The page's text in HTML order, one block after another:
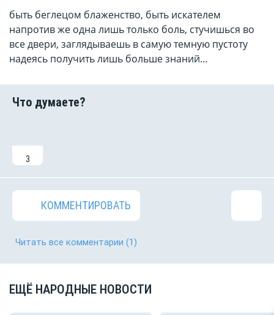
быть беглецом блаженство, быть искателем
напротив же одна лишь только боль, стучишься во
все двери, заглядываешь в самую темную пустоту
надеясь получить лишь больше знаний…
3
КОММЕНТИРОВАТЬ
Читать все комментарии (1)
ЕЩЁ НАРОДНЫЕ НОВОСТИ